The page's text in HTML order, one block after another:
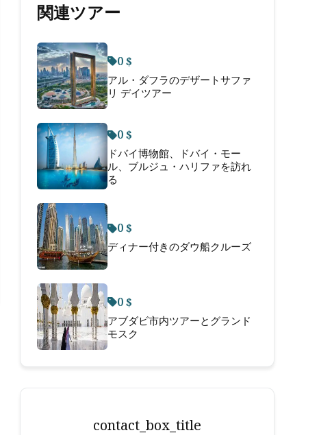
関連ツアー
0 $
アル・ダフラのデザートサファ
リ デイツアー
0 $
ドバイ博物館、ドバイ・モー
ル、ブルジュ・ハリファを訪れ
る
0 $
ディナー付きのダウ船クルーズ
0 $
アブダビ市内ツアーとグランド
モスク
contact_box_title